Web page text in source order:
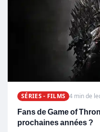
SÉRIES - FILMS 4 min de
Fans de Game of
prochaines années ?